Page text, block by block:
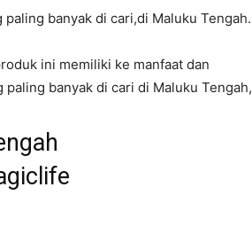
banyak di cari,di Maluku Tengah.
ini memiliki ke manfaat dan
banyak di cari di Maluku Tengah,